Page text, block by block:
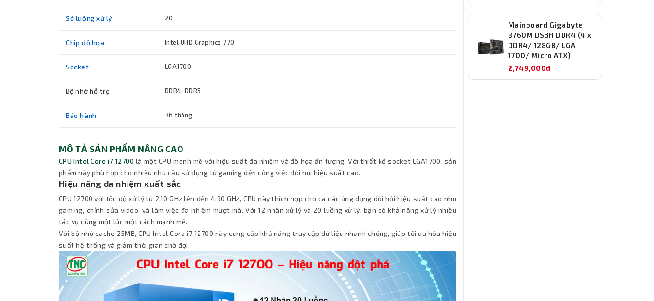
Số luồng xử lý 20
Chip đồ họa Intel UHD Graphics 770
Socket LGA1700
Bộ nhớ hỗ trợ DDR4, DDR5
Bảo hành 36 tháng
MÔ TẢ SẢN PHẨM NÂNG CAO
CPU Intel Core i7 12700 là một CPU mạnh mẽ với hiệu suất đa nhiệm và đồ họa ấn tượng. Với thiết kế socket LGA1700, sản
phẩm này phù hợp cho nhiều nhu cầu sử dụng từ gaming đến công việc đòi hỏi hiệu suất cao.
Hiệu năng đa nhiệm xuất sắc
CPU 12700 với tốc độ xử lý từ 2.10 GHz lên đến 4.90 GHz, CPU này thích hợp cho cả các ứng dụng đòi hỏi hiệu suất cao như
gaming, chỉnh sửa video, và làm việc đa nhiệm mượt mà. Với 12 nhân xử lý và 20 luồng xử lý, bạn có khả năng xử lý nhiều
tác vụ cùng một lúc một cách mạnh mẽ.
Với bộ nhớ cache 25MB, CPU Intel Core i7 12700 này cung cấp khả năng truy cập dữ liệu nhanh chóng, giúp tối ưu hóa hiệu
suất hệ thống và giảm thời gian chờ đợi.
Mainboard Gigabyte
B760M DS3H DDR4 (4 x
DDR4/ 128GB/ LGA
1700/ Micro ATX)
2,749,000đ